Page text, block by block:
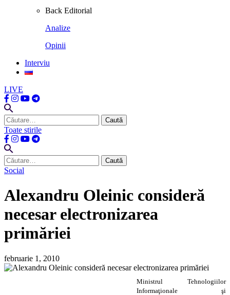
Back Editorial
Analize
Opinii
Interviu
LIVE
Caută
după:
Toate stirile
Caută
după:
Social
Alexandru Oleinic consideră
necesar electronizarea
primăriei
februarie 1, 2010
Ministrul Tehnologiilor
Informaţionale şi